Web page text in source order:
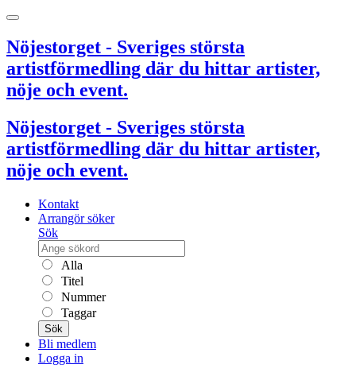
Nöjestorget - Sveriges största
artistförmedling där du hittar artister,
nöje och event.
Nöjestorget - Sveriges största
artistförmedling där du hittar artister,
nöje och event.
Kontakt
Arrangör söker
Sök
Alla
Titel
Nummer
Taggar
Sök
Bli medlem
Logga in